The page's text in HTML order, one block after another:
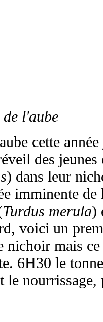
l'aube
cette
des jeunes
) dans leur
imminente de
Turdus merula)
voici un
nichoir mais
6H30 le
le